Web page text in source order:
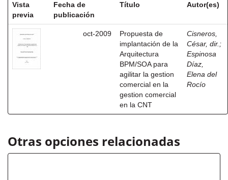
Vista
previa
Fecha de
publicación
Título Autor(es)
oct-2009
Propuesta de
implantación de la
Arquitectura
BPM/SOA para
agilitar la gestion
comercial en la
gestion comercial
en la CNT
Cisneros,
César, dir. ;
Espinosa
Díaz,
Elena del
Rocío
Otras opciones relacionadas